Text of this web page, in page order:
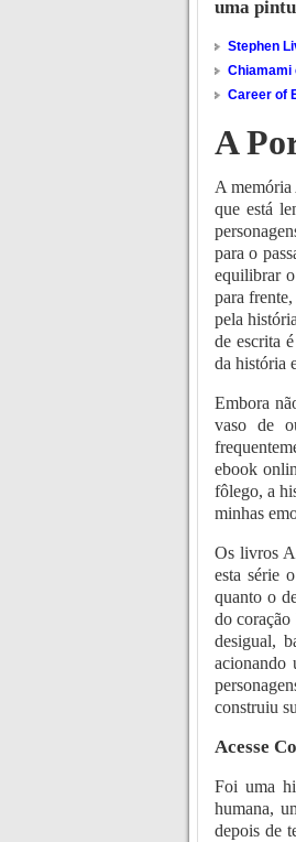
uma
Stephen
Chiamami
Career of
A
A
que está
para o
equilibrar
para
pela
de escrita
da história
Embora
vaso de
ebook
fôlego, a
minhas
Os livros
esta série
quanto o
do
desigual,
acionando
construiu
Acesse
Foi uma
humana,
depois de